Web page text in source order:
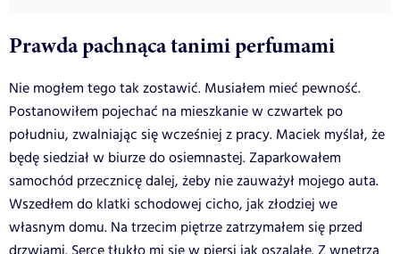
Prawda pachnąca tanimi perfumami
Nie mogłem tego tak zostawić. Musiałem mieć pewność.
Postanowiłem pojechać na mieszkanie w czwartek po
południu, zwalniając się wcześniej z pracy. Maciek myślał, że
będę siedział w biurze do osiemnastej. Zaparkowałem
samochód przecznicę dalej, żeby nie zauważył mojego auta.
Wszedłem do klatki schodowej cicho, jak złodziej we
własnym domu. Na trzecim piętrze zatrzymałem się przed